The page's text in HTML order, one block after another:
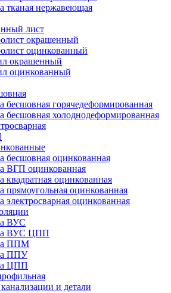
тканая нержавеющая
лист
окрашенный
оцинкованный
окрашенный
оцинкованный
бесшовная горячедеформированная
бесшовная холоднодеформированная
бесшовная оцинкованная
ВГП оцинкованная
квадратная оцинкованная
прямоугольная оцинкованная
электросварная оцинкованная
ВУС
ВУС ЦПП
ППМ
ППУ
ЦПП
и детали